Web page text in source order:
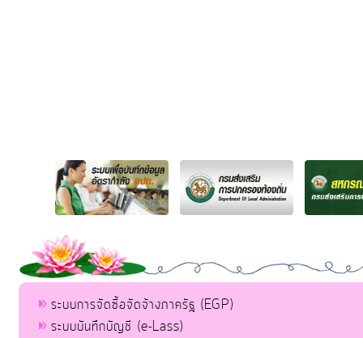
ระบบการจัดซื้อจัดจ้างภาครัฐ (EGP)
ระบบบันทึกบัญชี (e-Lass)